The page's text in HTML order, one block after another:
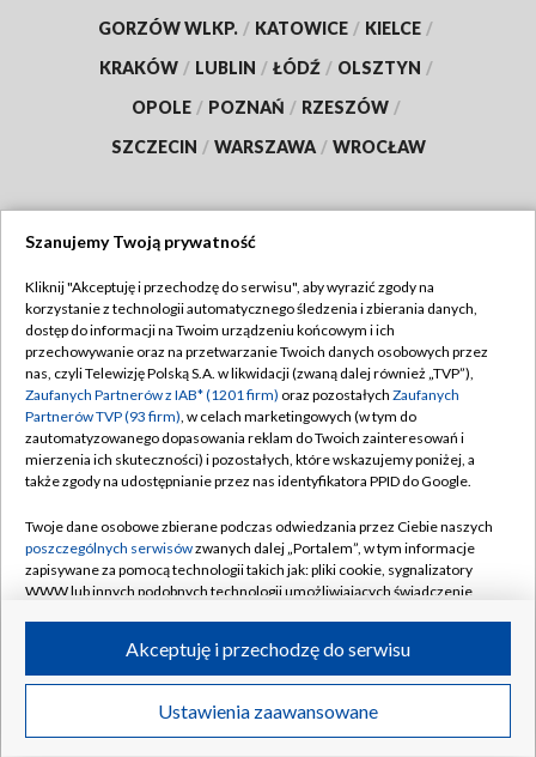
GORZÓW WLKP. / KATOWICE / KIELCE /
KRAKÓW / LUBLIN / ŁÓDŹ / OLSZTYN /
OPOLE / POZNAŃ / RZESZÓW /
SZCZECIN / WARSZAWA / WROCŁAW
TVP
Abonament TVP
Emisja w TVP
Centrum informacji TVP
Naziemna Telewizja Cyfrowa
Rada Programowa
System NOS
Informacje o nadawcy
Program dla prasy
Ogłoszenie przetargowe
Regulamin TVP
Polityka prywatności
Moje zgody
Pomoc
Kontakt
Kanały
©2026 Telewizja Polska S.A. w likwidacji
Szanujemy Twoją prywatność
Kliknij "Akceptuję i przechodzę do serwisu", aby wyrazić zgody na
korzystanie z technologii automatycznego śledzenia i zbierania danych,
dostęp do informacji na Twoim urządzeniu końcowym i ich
przechowywanie oraz na przetwarzanie Twoich danych osobowych przez
nas, czyli Telewizję Polską S.A. w likwidacji (zwaną dalej również „TVP”),
Zaufanych Partnerów z IAB* (1201 firm) oraz pozostałych Zaufanych
Partnerów TVP (93 firm), w celach marketingowych (w tym do
zautomatyzowanego dopasowania reklam do Twoich zainteresowań i
mierzenia ich skuteczności) i pozostałych, które wskazujemy poniżej, a
także zgody na udostępnianie przez nas identyfikatora PPID do Google.
Twoje dane osobowe zbierane podczas odwiedzania przez Ciebie naszych
poszczególnych serwisówzwanych dalej „Portalem”, w tym informacje
zapisywane za pomocą technologii takich jak: pliki cookie, sygnalizatory
WWW lub innych podobnych technologii umożliwiających świadczenie
ruchu w Internecie.
Twoje dane osobowe zbierane podczas odwiedzania przez Ciebie
poszczególnych serwisówna Portalu, takie jak adresy IP, identyfikatory
Ustawienia zaawansowane
Akceptuję i przechodzę do serwisu